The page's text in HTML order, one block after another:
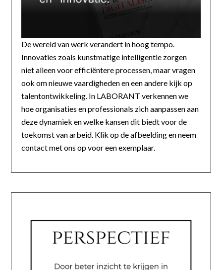
De wereld van werk verandert in hoog tempo.
Innovaties zoals kunstmatige intelligentie zorgen
niet alleen voor efficiëntere processen, maar vragen
ook om nieuwe vaardigheden en een andere kijk op
talentontwikkeling. In LABORANT verkennen we
hoe organisaties en professionals zich aanpassen aan
deze dynamiek en welke kansen dit biedt voor de
toekomst van arbeid. Klik op de afbeelding en neem
contact met ons op voor een exemplaar.